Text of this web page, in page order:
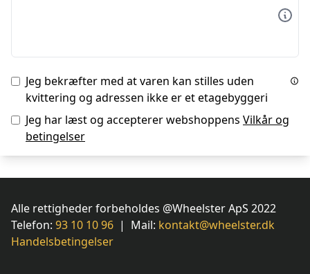
Jeg bekræfter med at varen kan stilles uden
kvittering og adressen ikke er et etagebyggeri
Jeg har læst og accepterer webshoppens Vilkår og
betingelser
Alle rettigheder forbeholdes @Wheelster ApS 2022
Telefon: 93 10 10 96 | Mail: kontakt@wheelster.dk
Handelsbetingelser